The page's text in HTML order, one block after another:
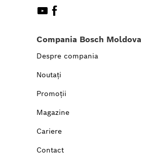
Compania Bosch Moldova
Despre compania
Noutați
Promoții
Magazine
Cariere
Contact